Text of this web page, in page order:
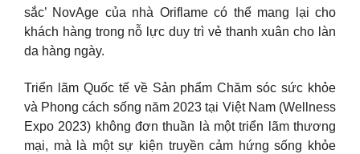
sắc’ NovAge của nhà Oriflame có thể mang lại cho
khách hàng trong nỗ lực duy trì vẻ thanh xuân cho làn
da hàng ngày.
Triển lãm Quốc tế về Sản phẩm Chăm sóc sức khỏe
và Phong cách sống năm 2023 tại Việt Nam (Wellness
Expo 2023) không đơn thuần là một triển lãm thương
mại, mà là một sự kiện truyền cảm hứng sống khỏe